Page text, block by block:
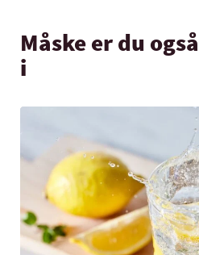
Måske er du
i